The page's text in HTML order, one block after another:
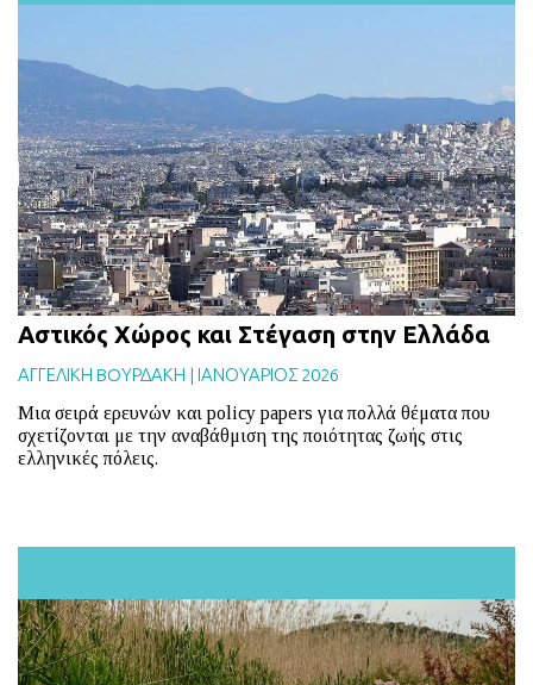
Aστικός Χώρος και Στέγαση στην Ελλάδα
ΑΓΓΕΛΙΚΗ BOΥΡΔΑΚΗ | ΙΑΝΟΥΑΡΙΟΣ 2026
Μια σειρά ερευνών και policy papers για πολλά θέματα που
σχετίζονται με την αναβάθμιση της ποιότητας ζωής στις
ελληνικές πόλεις.